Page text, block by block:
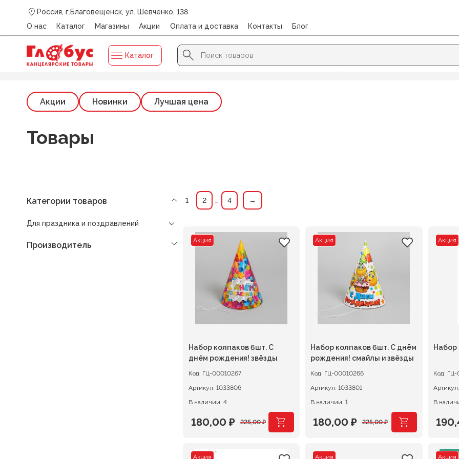
Россия, г.Благовещенск, ул. Шевченко, 138
О нас
Каталог Магазины Акции Оплата и доставка Контакты Блог
Каталог
Search
for:
Search Button
Главная /Каталог/ ДЛЯ ПРАЗДНИКА И ПОЗДРАВЛЕНИЙ/Свечи для торта, колпаки, дудки
Акции Новинки Лучшая цена
Товары
Категории товаров
Для праздника и поздравлений
Производитель
1 2 … 4 →
Акция
Набор колпаков 6шт. С
днём рождения! звёзды
Код: ГЦ-00010267
Артикул: 1033806
В наличии: 4
225,00₽
Первоначальная
180,00 ₽
Текущая
Акция
Набор колпаков 6шт. С днём
рождения! смайлы и звёзды
Код: ГЦ-00010266
Артикул: 1033801
В наличии: 1
225,00₽
Первоначальная
180,00 ₽
Текущая
Акция
Набор
Код: ГЦ-
В
Акция Акция Акция